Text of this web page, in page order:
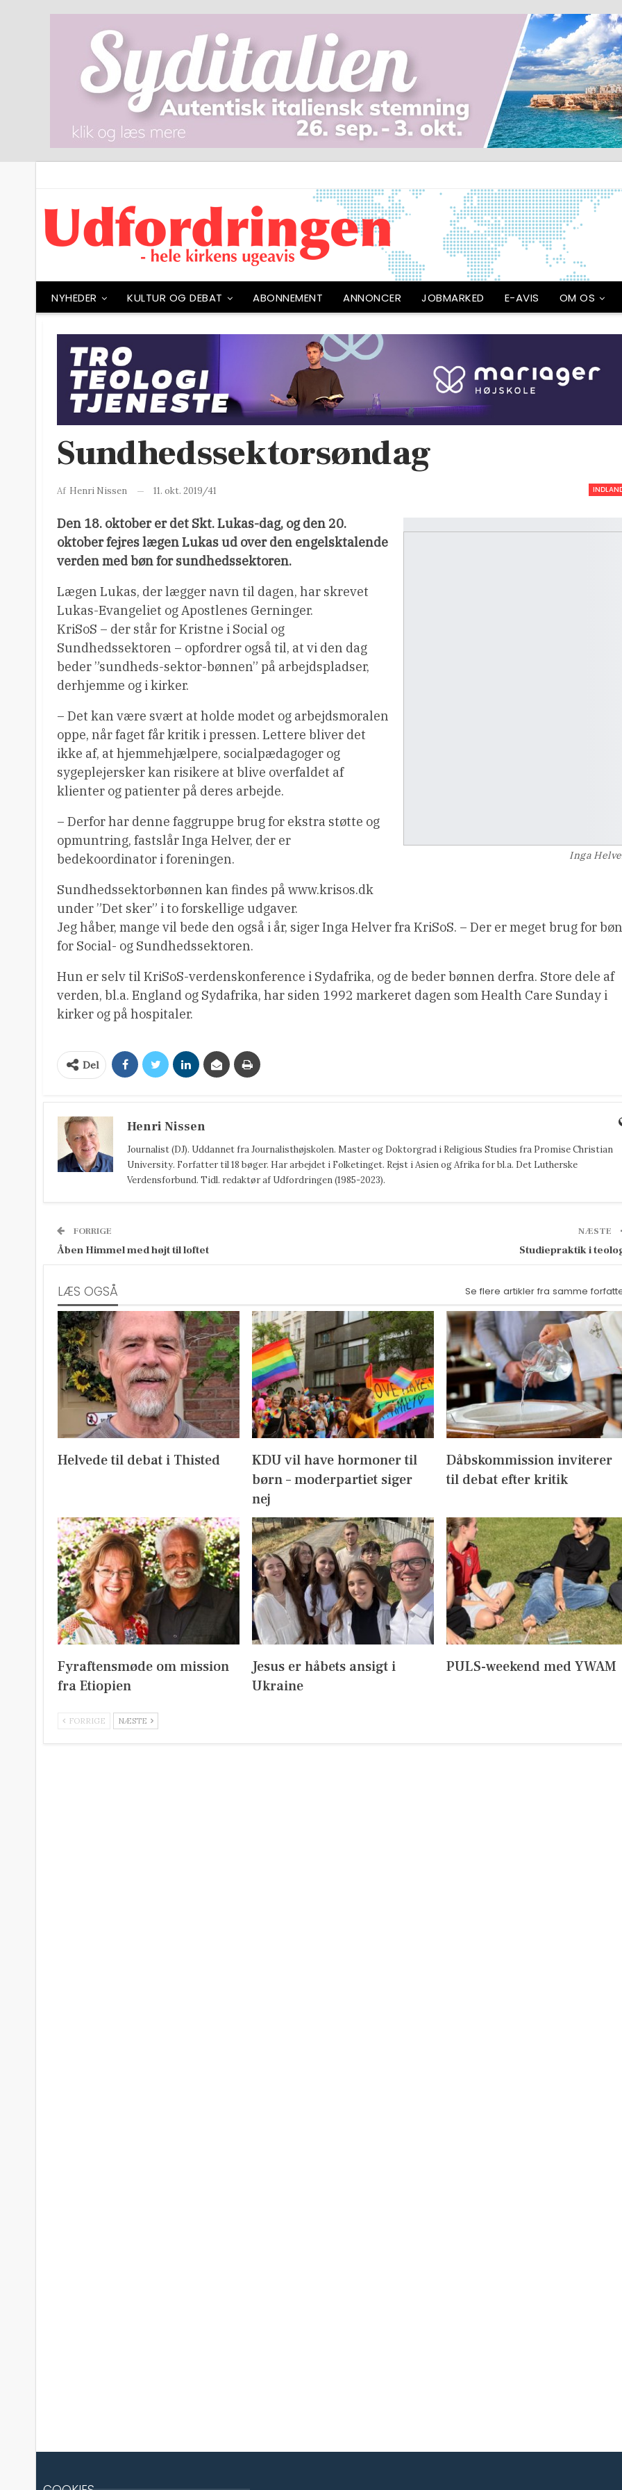
NYHEDER KULTUR OG DEBAT ABONNEMENT ANNONCER JOBMARKED E-AVIS OM OS
Sundhedssektorsøndag
Af Henri Nissen 11. okt. 2019/41
Inga
Den 18. oktober er det Skt. Lukas-dag, og den 20.
oktober fejres lægen Lukas ud over den engelsktalende
verden med bøn for sundhedssektoren.
Lægen Lukas, der lægger navn til dagen, har skrevet
Lukas-Evangeliet og Apostlenes Gerninger.
KriSoS – der står for Kristne i Social og
Sundhedssektoren – opfordrer også til, at vi den dag
beder ”sundheds-sektor-bønnen” på arbejdspladser,
derhjemme og i kirker.
– Det kan være svært at holde modet og arbejdsmoralen
oppe, når faget får kritik i pressen. Lettere bliver det
ikke af, at hjemmehjælpere, socialpædagoger og
sygeplejersker kan risikere at blive overfaldet af
klienter og patienter på deres arbejde.
– Derfor har denne faggruppe brug for ekstra støtte og
opmuntring, fastslår Inga Helver, der er
bedekoordinator i foreningen.
Sundhedssektorbønnen kan findes på www.krisos.dk
under ”Det sker” i to forskellige udgaver.
Jeg håber, mange vil bede den også i år, siger Inga Helver fra KriSoS. – Der er meget brug for bøn
for Social- og Sundhedssektoren.
Hun er selv til KriSoS-verdenskonference i Sydafrika, og de beder bønnen derfra. Store dele af
verden, bl.a. England og Sydafrika, har siden 1992 markeret dagen som Health Care Sunday i
kirker og på hospitaler.
Del
Henri Nissen
Journalist (DJ). Uddannet fra Journalisthøjskolen. Master og Doktorgrad i Religious Studies fra Promise Christian
University. Forfatter til 18 bøger. Har arbejdet i Folketinget. Rejst i Asien og Afrika for bl.a. Det Lutherske
Verdensforbund. Tidl. redaktør af Udfordringen (1985-2023).
FORRIGE
Åben Himmel med højt til loftet
NÆSTE
Studiepraktik i
LÆS OGSÅ Se flere artikler fra samme
Helvede til debat i Thisted
KDU vil have hormoner til
børn – moderpartiet siger
nej
Dåbskommission inviterer
til debat efter kritik
Fyraftensmøde om mission
fra Etiopien
Jesus er håbets ansigt i
Ukraine
PULS-weekend med YWAM
FORRIGE NÆSTE